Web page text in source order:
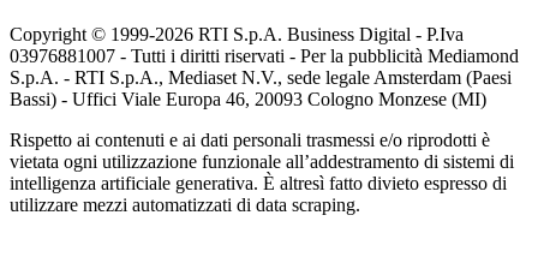
Copyright © 1999-2026 RTI S.p.A. Business Digital - P.Iva
03976881007 - Tutti i diritti riservati - Per la pubblicità Mediamond
S.p.A. - RTI S.p.A., Mediaset N.V., sede legale Amsterdam (Paesi
Bassi) - Uffici Viale Europa 46, 20093 Cologno Monzese (MI)
Rispetto ai contenuti e ai dati personali trasmessi e/o riprodotti è
vietata ogni utilizzazione funzionale all’addestramento di sistemi di
intelligenza artificiale generativa. È altresì fatto divieto espresso di
utilizzare mezzi automatizzati di data scraping.